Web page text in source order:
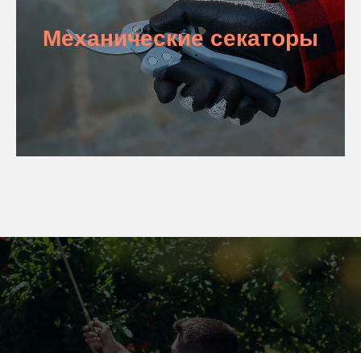
Механические секаторы